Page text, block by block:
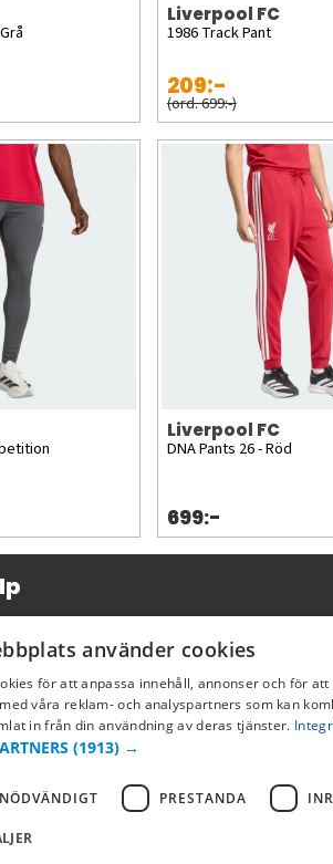
Liverpool FC
1986 Track Pant
209:-
(ord. 699:-)
Liverpool FC
DNA Pants 26 - Röd
699:-
betalning
använder cookies
för att anpassa innehåll, annonser och för
våra reklam- och analyspartners som kan
in från din användning av deras tjänster.
(1913) →
PRESTANDA